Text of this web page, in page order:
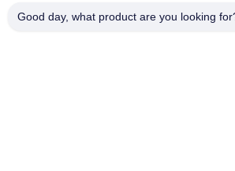
Good day, what product are you looking